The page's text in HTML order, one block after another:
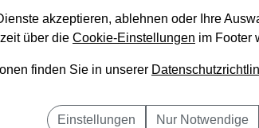
Hotels Group zum Kaufen und
akzeptieren, ablehnen oder Ihre
über die Cookie-Einstellungen im Footer
finden Sie in unserer
Einstellungen Nur Notwendige